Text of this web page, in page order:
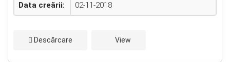
Data creării: 02-11-2018
Descărcare View